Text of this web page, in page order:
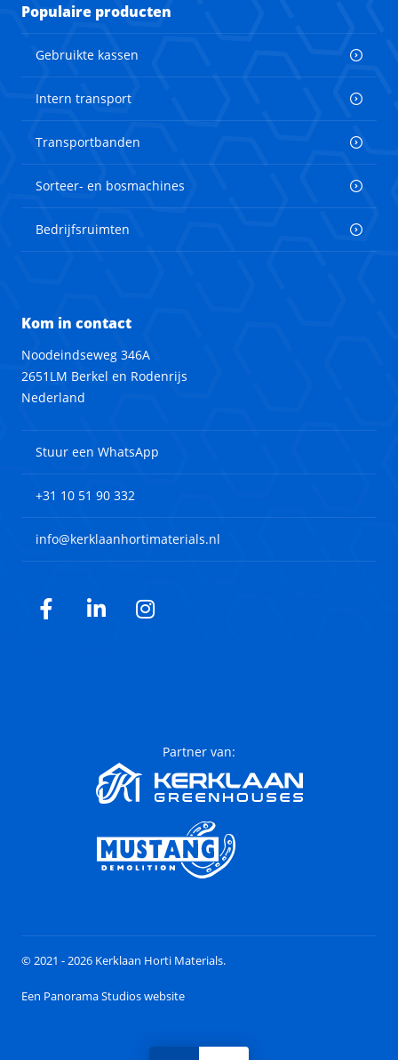
Populaire producten
Gebruikte kassen
Intern transport
Transportbanden
Sorteer- en bosmachines
Bedrijfsruimten
Kom in contact
Noodeindseweg 346A
2651LM Berkel en Rodenrijs
Nederland
Stuur een WhatsApp
+31 10 51 90 332
info@kerklaanhortimaterials.nl
Facebook
LinkedInInstagram
Partner van:
© 2021 - 2026 Kerklaan Horti Materials.
Een Panorama Studios website